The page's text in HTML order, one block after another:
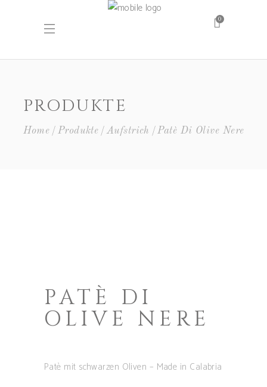
0
PRODUKTE
Home Produkte Aufstrich Patè Di Olive Nere
PATÈ DI
OLIVE NERE
Patè mit schwarzen Oliven – Made in Calabria